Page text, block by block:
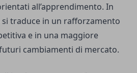
all’apprendimento. In
si traduce in un rafforzamento
e in una maggiore
cambiamenti di mercato.